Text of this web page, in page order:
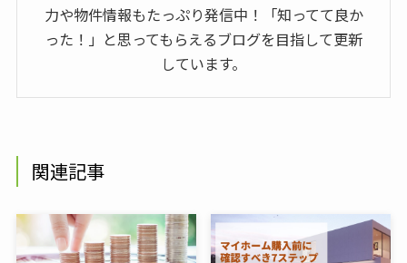
力や物件情報もたっぷり発信中！「知ってて良か
った！」と思ってもらえるブログを目指して更新
しています。
関連記事